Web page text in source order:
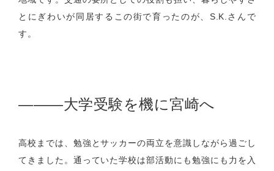
とにぎわいが同居するこの街で育ったのが、S .K. さんで
す。
―――大学受験を機に宮崎へ
高校までは、勉強とサッカーの両立を意識しながら過ごし
てきました。通っていた学校は部活動にも勉強にも力を入